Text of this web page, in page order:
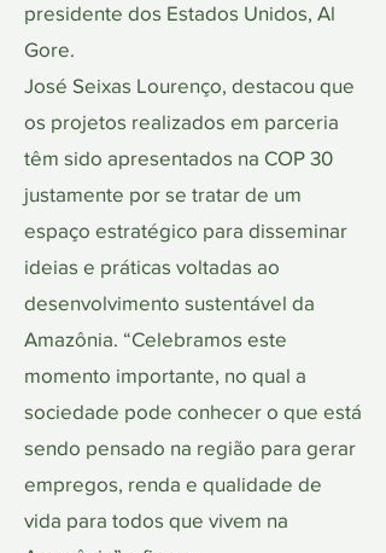
presidente dos Estados Unidos, Al
Gore.
José Seixas Lourenço, destacou que
os projetos realizados em parceria
têm sido apresentados na COP 30
justamente por se tratar de um
espaço estratégico para disseminar
ideias e práticas voltadas ao
desenvolvimento sustentável da
Amazônia. “Celebramos este
momento importante, no qual a
sociedade pode conhecer o que está
sendo pensado na região para gerar
empregos, renda e qualidade de
vida para todos que vivem na